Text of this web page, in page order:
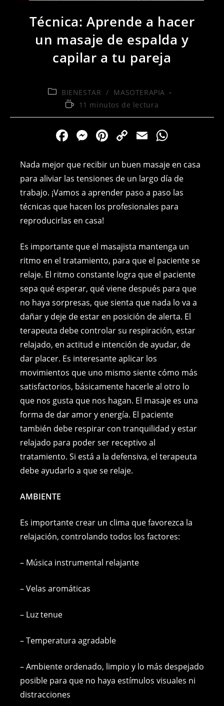
Técnica: Aprende a hacer
un masaje de espalda y
capilar a tu pareja
Categoría
entrada:
BIENESTAR / MASOTERAPIA
Tiempo11 minutos de lectura
F
c
e
b
o
k
M
ss
e
n
g
Pi
er
e
st
C
p
y
Li
n
E
ai
l
at
s
A
p
Nada mejor que recibir un buen masaje en casa
para aliviar las tensiones de un largo día de
trabajo. ¡Vamos a aprender paso a paso las
técnicas que hacen los profesionales para
reproducirlas en casa!
Es importante que el masajista mantenga un
ritmo en el tratamiento, para que el paciente se
relaje. El ritmo constante logra que el paciente
sepa qué esperar, qué viene después para que
no haya sorpresas, que sienta que nada lo va a
dañar y deje de estar en posición de alerta. El
terapeuta debe controlar su respiración, estar
relajado, en actitud e intención de ayudar, de
dar placer. Es interesante aplicar los
movimientos que uno mismo siente cómo más
satisfactorios, básicamente hacerle al otro lo
que nos gusta que nos hagan. El masaje es una
forma de dar amor y energía. El paciente
también debe respirar con tranquilidad y estar
relajado para poder ser receptivo al
tratamiento. Si está a la defensiva, el terapeuta
debe ayudarlo a que se relaje.
AMBIENTE
Es importante crear un clima que favorezca la
relajación, controlando todos los factores:
– Música instrumental relajante
– Velas aromáticas
– Luz tenue
– Temperatura agradable
– Ambiente ordenado, limpio y lo más despejado
posible para que no haya estímulos visuales ni
distracciones